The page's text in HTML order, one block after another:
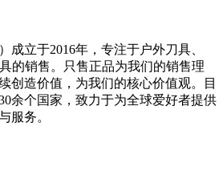
成立于2016年，专注于户外刀具、
的销售。只售正品为我们的销售理
创造价值，为我们的核心价值观。目
余个国家，致力于为全球爱好者提供
服务。